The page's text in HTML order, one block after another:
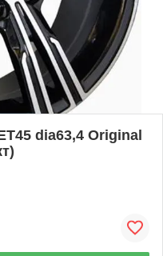
dia63,4 Original